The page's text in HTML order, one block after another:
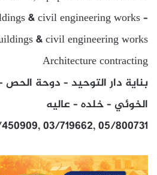
& civil engineering works –
& civil engineering works
Architecture contracting
بناية دار التوحيد – دوحة الحص
الخوئي – خلده – عاليه
03/719662, 05/800731